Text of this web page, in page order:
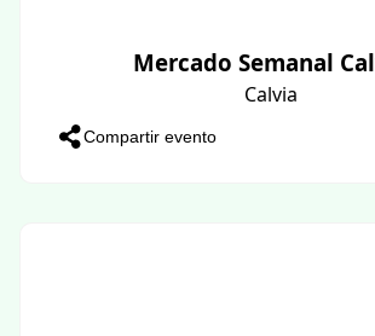
Mercado Semanal
Calvia
Compartir evento